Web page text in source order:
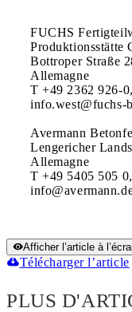
FUCHS
Produktionsstätte
Bottroper Straße
Allemagne
T +49 2362 926-
info.west@fuchs-
Avermann
Lengericher
Allemagne
T +49 5405 505
Afficher l’article à
Télécharger l’article
PLUS